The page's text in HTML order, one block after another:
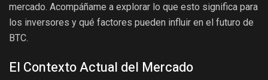
mercado. Acompáñame a explorar lo que esto significa para
los inversores y qué factores pueden influir en el futuro de
BTC.
El Contexto Actual del Mercado